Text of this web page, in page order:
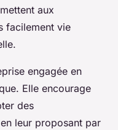
aux
facilement vie
engagée en
Elle encourage
des
leur proposant par